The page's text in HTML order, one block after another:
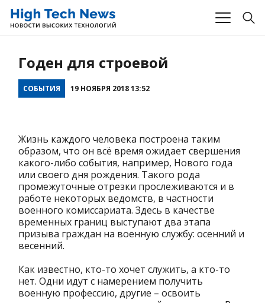
Годен для строевой
СОБЫТИЯ 19 НОЯБРЯ 2018 13:52
Жизнь каждого человека построена таким
образом, что он всё время ожидает свершения
какого-либо события, например, Нового года
или своего дня рождения. Такого рода
промежуточные отрезки прослеживаются и в
работе некоторых ведомств, в частности
военного комиссариата. Здесь в качестве
временных границ выступают два этапа
призыва граждан на военную службу: осенний и
весенний.
Как известно, кто-то хочет служить, а кто-то
нет. Одни идут с намерением получить
военную профессию, другие – освоить